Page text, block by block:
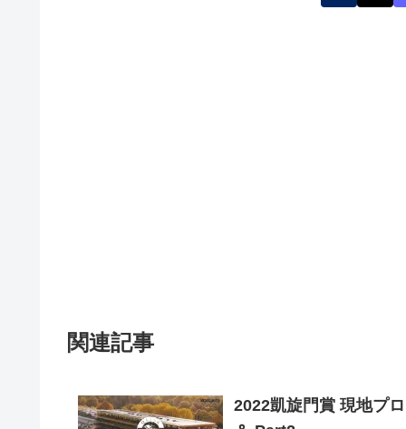
関連記事
2022凱旋門賞 現地プ